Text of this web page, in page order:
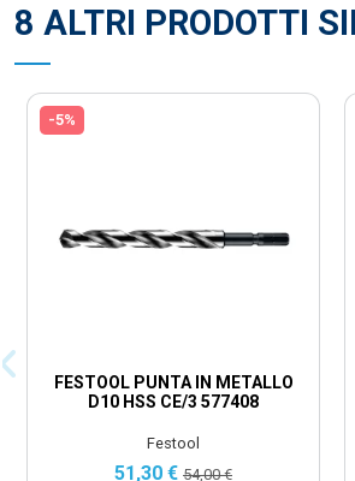
8 ALTRI PRODOTTI
-5%
FESTOOL PUNTA IN METALLO
D10 HSS CE/3 577408
Festool
51,30 € 54,00 €